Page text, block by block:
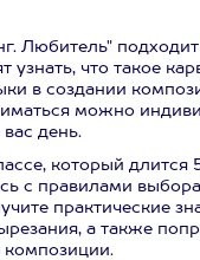
Любитель"
узнать, что такое
в создании
можно
день.
который длится
с правилами
практические
а также
композиции.